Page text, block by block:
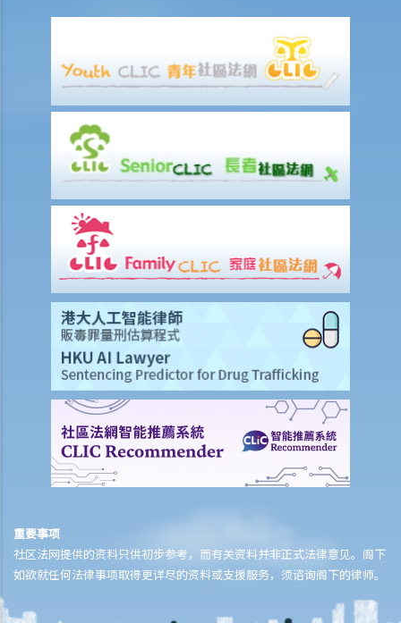
3. 如果我涉及假结婚，这是否自动意味着婚姻为无效？
M. 婚姻状况记录
N. 常见问题
1. 在香港结婚有年龄限制吗？
2. 我的妻子是澳洲人。我想她来香港与我同住。我要怎样做？
3. 我几年前在内地结婚，但后来丈夫离开了我，不知所踪。我现在想在
香港再结婚了，我有可能干犯重婚罪吗？
4. 我怀疑妻子红杏出墙，我可否藉此理由离婚？
5. 我是一名女性，与男朋友同居，并不打算结婚。我们在法律上的保障
会较少吗？
6. 我快将要结婚了。我的父亲很富有，他不大相信我的未婚夫，建议我
与未婚夫订立婚姻协议书。甚么是婚姻协议书？
7. 婚姻协议具法律效力吗？
父母权利和义务
1. 父亲对非婚生子女有父母权利吗？如果非婚生子女在出生登记时未有
注册父亲名字，该名父亲其后是否可以行使父母权利？需要子女的母亲
同意吗？是否需要任何证据（例如脱氧核醣核酸测试报告）？
2. 在香港，同性伴侣是否享有与异性伴侣相同的育儿权？
3. 未满18岁的青少年能不顾父母反对整容吗？
5. 体罚与暴力：界限是什么？
管养和监护儿童
B. 由法庭委任监护人
重要事项
社区法网提供的资料只供初步参考，而有关资料并非正式法律意见。阁下
如欲就任何法律事项取得更详尽的资料或支援服务，须谘询阁下的律师。